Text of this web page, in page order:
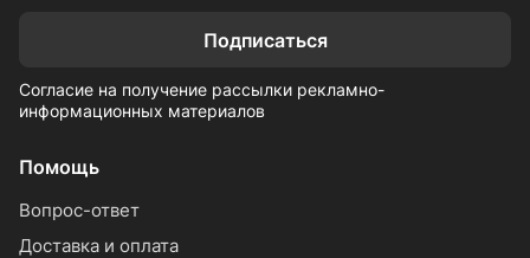
Подписаться
Согласие на получение рассылки рекламно-
информационных материалов
Помощь
Вопрос-ответ
Доставка и оплата